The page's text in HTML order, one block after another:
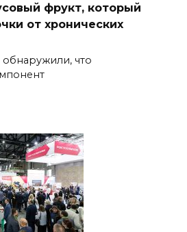
фрукт, который
от хронических
обнаружили, что